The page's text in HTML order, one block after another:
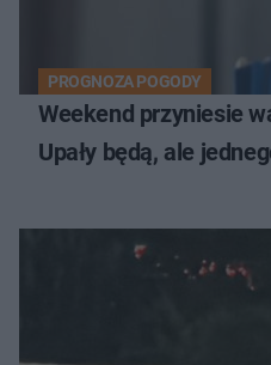
PROGNOZA POGODY
Weekend przyniesie
Upały będą, ale